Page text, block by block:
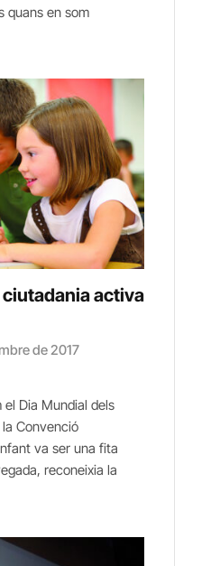
quans en som
activa
de 2017
Dia Mundial dels
Convenció
va ser una fita
reconeixia la